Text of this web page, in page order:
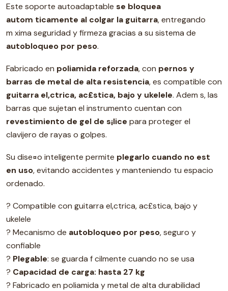
Este soporte autoadaptable se bloquea
autom ticamente al colgar la guitarra, entregando
m xima seguridad y firmeza gracias a su sistema de
autobloqueo por peso.
Fabricado en poliamida reforzada, con pernos y
barras de metal de alta resistencia, es compatible con
guitarra el‚ctrica, ac£stica, bajo y ukelele. Adem s, las
barras que sujetan el instrumento cuentan con
revestimiento de gel de s¡lice para proteger el
clavijero de rayas o golpes.
Su dise¤o inteligente permite plegarlo cuando no est
en uso, evitando accidentes y manteniendo tu espacio
ordenado.
? Compatible con guitarra el‚ctrica, ac£stica, bajo y
ukelele
? Mecanismo de autobloqueo por peso, seguro y
confiable
? Plegable: se guarda f cilmente cuando no se usa
? Capacidad de carga: hasta 27 kg
? Fabricado en poliamida y metal de alta durabilidad